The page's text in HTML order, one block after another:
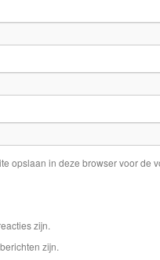
opslaan in deze browser voor de
zijn.
zijn.